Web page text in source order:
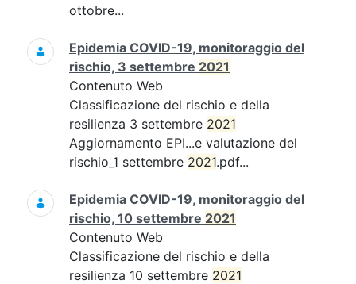
ottobre...
Epidemia COVID-19, monitoraggio del
rischio, 3 settembre 2021
Contenuto Web
Classificazione del rischio e della
resilienza 3 settembre 2021
Aggiornamento EPI...e valutazione del
rischio_1 settembre 2021.pdf...
Epidemia COVID-19, monitoraggio del
rischio, 10 settembre 2021
Contenuto Web
Classificazione del rischio e della
resilienza 10 settembre 2021